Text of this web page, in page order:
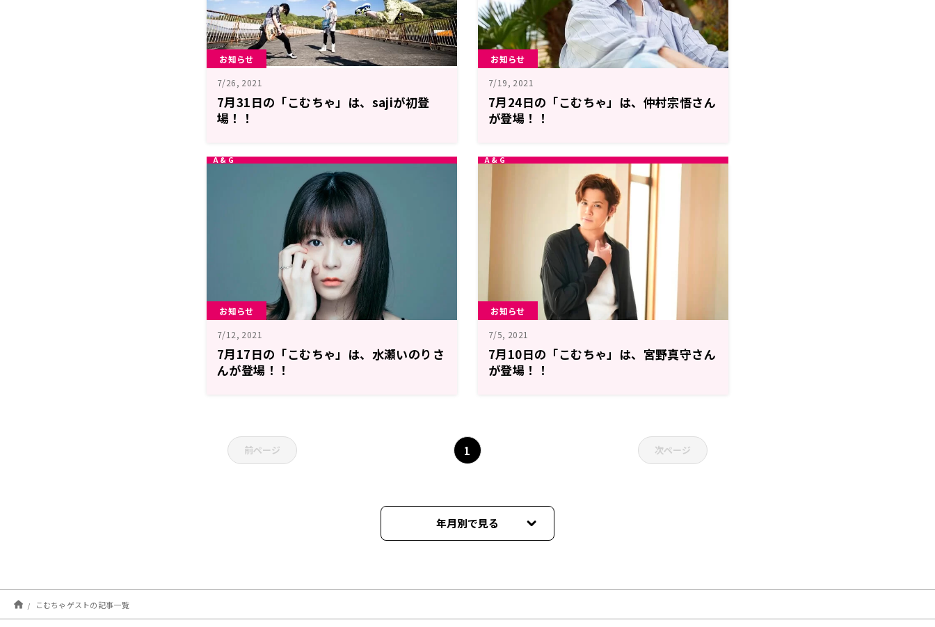
お知らせ
7/26, 2021
7月31日の「こむちゃ」は、sajiが初登
場！！
お知らせ
7/19, 2021
7月24日の「こむちゃ」は、仲村宗悟さん
が登場！！
お知らせ
7/12, 2021
7月17日の「こむちゃ」は、水瀬いのりさ
んが登場！！
お知らせ
7/5, 2021
7月10日の「こむちゃ」は、宮野真守さん
が登場！！
前ページ 1 次ページ
年月別で見る
こむちゃゲストの記事一覧